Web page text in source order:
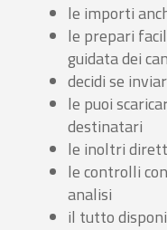
le importi
le prepari
guidata dei
decidi se
le puoi
destinatari
le inoltri
le controlli
analisi
il tutto